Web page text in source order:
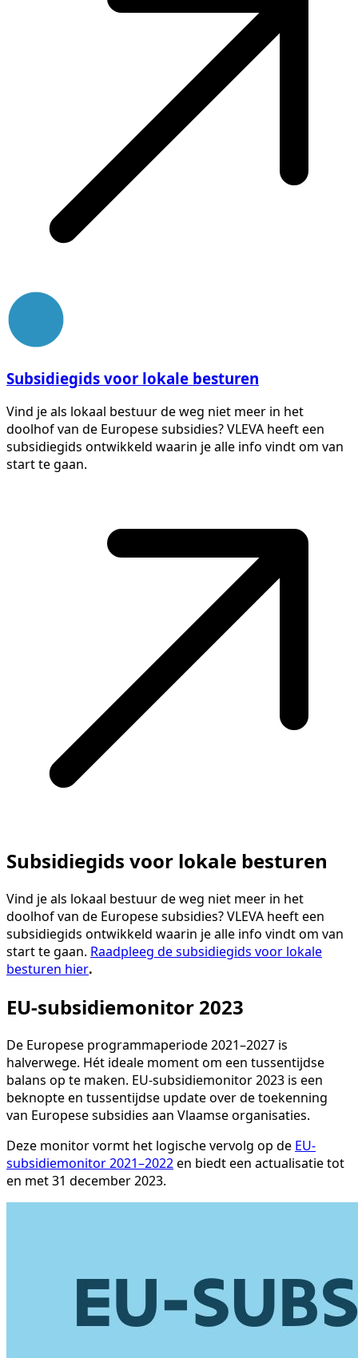
Subsidiegids voor lokale besturen
Vind je als lokaal bestuur de weg niet meer in het
doolhof van de Europese subsidies? VLEVA heeft een
subsidiegids ontwikkeld waarin je alle info vindt om van
start te gaan.
Subsidiegids voor lokale besturen
Vind je als lokaal bestuur de weg niet meer in het
doolhof van de Europese subsidies? VLEVA heeft een
subsidiegids ontwikkeld waarin je alle info vindt om van
start te gaan. Raadpleeg de subsidiegids voor lokale
besturen hier.
EU-subsidiemonitor 2023
De Europese programmaperiode 2021–2027 is
halverwege. Hét ideale moment om een tussentijdse
balans op te maken. EU-subsidiemonitor 2023 is een
beknopte en tussentijdse update over de toekenning
van Europese subsidies aan Vlaamse organisaties.
Deze monitor vormt het logische vervolg op de EU-
subsidiemonitor 2021–2022en biedt een actualisatie tot
en met 31 december 2023.